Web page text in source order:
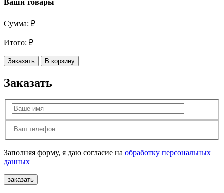
Ваши товары
Сумма: ₽
Итого: ₽
Заказать В корзину
Заказать
Заполняя форму, я даю согласие на обработку персональных
данных